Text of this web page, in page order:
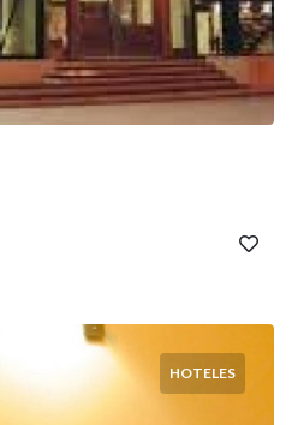
HOTELES